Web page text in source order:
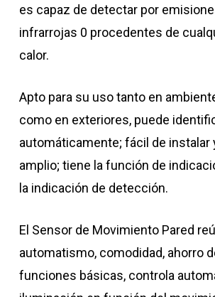
es capaz de detectar por
infrarrojas 0 procedentes de
calor.
Apto para su uso tanto en
como en exteriores, puede
automáticamente; fácil de instalar
amplio; tiene la función de
la indicación de detección.
El Sensor de Movimiento Pared
automatismo, comodidad, ahorro
funciones básicas, controla